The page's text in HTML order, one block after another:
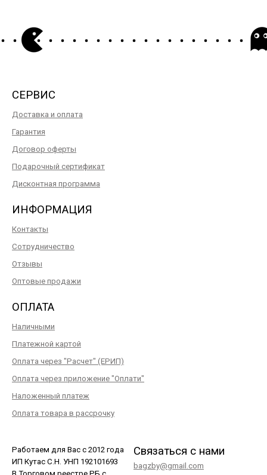
СЕРВИС
Доставка и оплата
Гарантия
Договор оферты
Подарочный сертификат
Дисконтная программа
ИНФОРМАЦИЯ
Контакты
Сотрудничество
Отзывы
Оптовые продажи
ОПЛАТА
Наличными
Платежной картой
Оплата через "Расчет" (ЕРИП)
Оплата через приложение "Оплати"
Наложенный платеж
Оплата товара в рассрочку
Работаем для Вас с 2012 года
ИП Кутас С.Н. УНП 192101693
Связаться с нами
bagzby@gmail.com